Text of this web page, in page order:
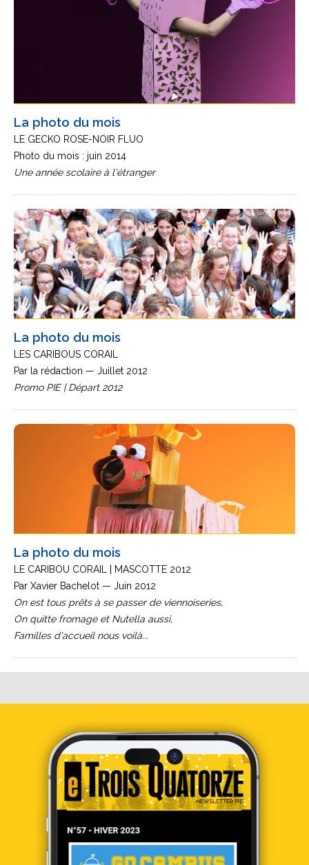
La photo du mois
LE GECKO ROSE-NOIR FLUO
Photo du mois : juin 2014
Une année scolaire à l'étranger
La photo du mois
LES CARIBOUS CORAIL
Par la rédaction — Juillet 2012
Promo PIE | Départ 2012
La photo du mois
LE CARIBOU CORAIL | MASCOTTE 2012
Par Xavier Bachelot — Juin 2012
On est tous prêts à se passer de viennoiseries,
On quitte fromage et Nutella aussi,
Familles d'accueil nous voilà...